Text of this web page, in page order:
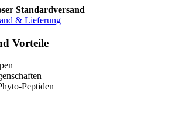
Standardversand
& Lieferung
Vorteile
Peptiden